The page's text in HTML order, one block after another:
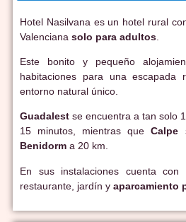
Hotel Nasilvana es un hotel rural
Valenciana solo para adultos
Este bonito y pequeño
habitaciones para una
entorno natural único.
Guadalest se encuentra a tan solo
15 minutos, mientras que Calpe
Benidorm a 20 km.
En sus instalaciones cuenta con
restaurante, jardín y aparcamiento